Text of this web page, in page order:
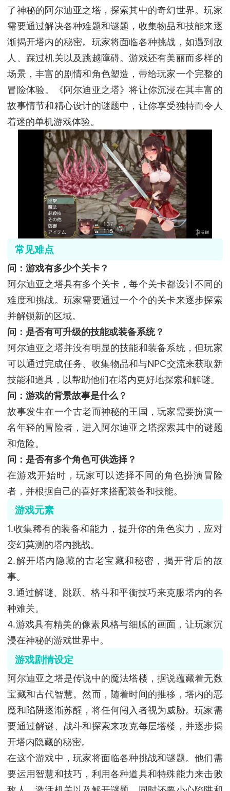
了神秘的阿尔迪亚之塔，探索其中的奇幻世界。玩家
需要通过解决各种难题和谜题，收集物品和技能来逐
渐揭开塔内的秘密。玩家将面临各种挑战，如遇到敌
人、踩过机关以及跳越障碍。游戏还有美丽而多样的
场景，丰富的剧情和角色塑造，带给玩家一个完整的
冒险体验。《阿尔迪亚之塔》将让你沉浸在其丰富的
故事情节和精心设计的谜题中，让你享受独特而令人
着迷的单机游戏体验。
常见难点
问：游戏有多少个关卡？
阿尔迪亚之塔具有多个关卡，每个关卡都设计不同的
难度和挑战。玩家需要通过一个个的关卡来逐步探索
并解锁新的区域。
问：是否有可升级的技能或装备系统？
阿尔迪亚之塔并没有明显的技能和装备系统，但玩家
可以通过完成任务、收集物品和与NPC交流来获取新
技能和道具，以帮助他们在塔内更好地探索和解谜。
问：游戏的背景故事是什么？
故事发生在一个古老而神秘的王国，玩家需要扮演一
名年轻的冒险者，进入阿尔迪亚之塔探索其中的谜题
和危险。
问：是否有多个角色可供选择？
在游戏开始时，玩家可以选择不同的角色扮演冒险
者，并根据自己的喜好来搭配装备和技能。
游戏元素
1.收集稀有的装备和能力，提升你的角色实力，应对
变幻莫测的塔内挑战。
2.解开塔内隐藏的古老宝藏和秘密，揭开背后的故
事。
3.通过解谜、跳跃、格斗和平衡技巧来克服塔内的各
种难关。
4.游戏具有精美的像素风格与细腻的画面，让玩家沉
浸在神秘的游戏世界中。
游戏剧情设定
阿尔迪亚之塔是传说中的魔法塔楼，据说蕴藏着无数
宝藏和古代智慧。然而，随着时间的推移，塔内的恶
魔和陷阱逐渐苏醒，将任何闯入者视为威胁。玩家需
要通过解谜、战斗和探索来攻克每层塔楼，并逐步揭
开塔内隐藏的秘密。
在这个游戏中，玩家将面临各种挑战和谜题。他们需
要运用智慧和技巧，利用各种道具和特殊能力来击败